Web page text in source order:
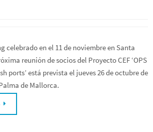
celebrado en el 11 de noviembre en Santa
reunión de socios del Proyecto CEF ‘OPS
ports’ está prevista el jueves 26 de octubre de
de Mallorca.